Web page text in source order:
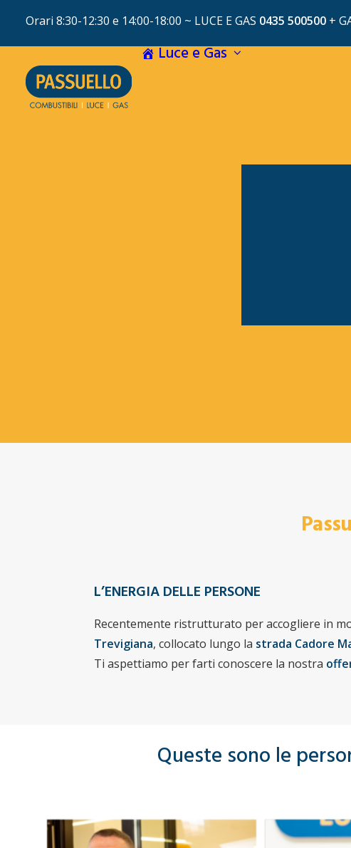
Orari 8:30-12:30 e 14:00-18:00 ~ LUCE E GAS 0435 500500 +
Luce e Gas
L’ENERGIA DELLE PERSONE
Recentemente ristrutturato per accogliere in
Trevigiana, collocato lungo la strada Cadore
Ti aspettiamo per farti conoscere la nostra
Queste sono le